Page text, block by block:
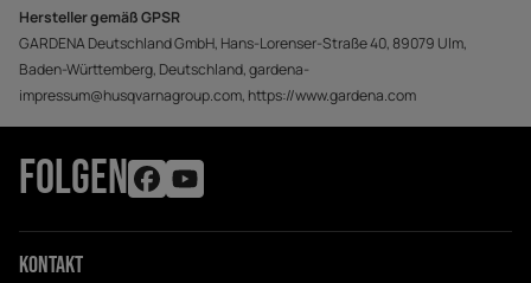
Hersteller gemäß GPSR
GARDENA Deutschland GmbH, Hans-Lorenser-Straße 40, 89079 Ulm,
Baden-Württemberg, Deutschland, gardena-
impressum@husqvarnagroup.com, https://www.gardena.com
FOLGEN
Kontakt